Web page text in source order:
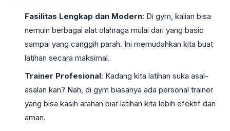
Fasilitas Lengkap dan Modern: Di gym, kalian bisa
nemuin berbagai alat olahraga mulai dari yang basic
sampai yang canggih parah. Ini memudahkan kita buat
latihan secara maksimal.
Trainer Profesional: Kadang kita latihan suka asal-
asalan kan? Nah, di gym biasanya ada personal trainer
yang bisa kasih arahan biar latihan kita lebih efektif dan
aman.